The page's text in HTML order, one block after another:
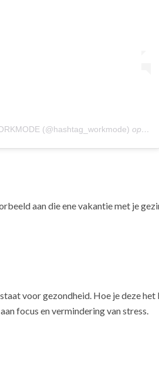
(@hashtag_workmode) op 13
aan die ene vakantie met je
voor gezondheid. Hoe je deze
focus en vermindering van stress.